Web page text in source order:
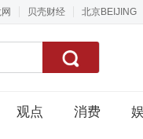
贝壳财经 北京BEIJING
观点 消费